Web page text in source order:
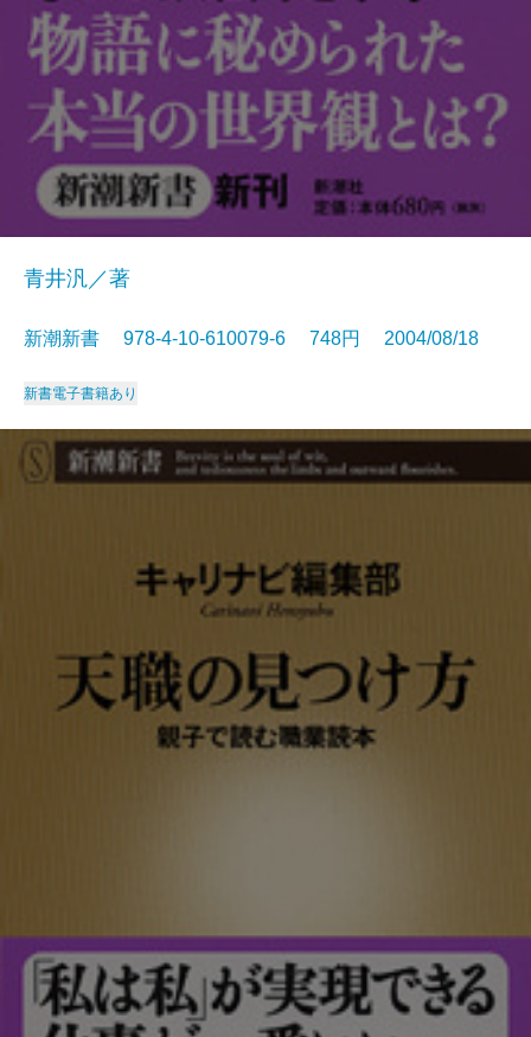
青井汎／著
新潮新書 978-4-10-610079-6 748円 2004/08/18
新書電子書籍あり